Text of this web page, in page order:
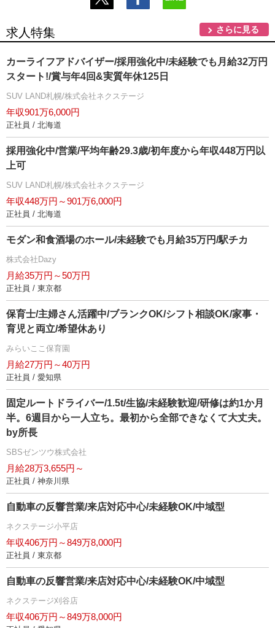
求人特集 さらに見る
カーライフアドバイザー/採用強化中/未経験でも月給32万円
スタート!/賞与年4回&実質年休125日
SUV LAND札幌/株式会社ネクステージ
年収901万6,000円
正社員 / 北海道
採用強化中/営業/平均年齢29.3歳/初年度から年収448万円以
上可
SUV LAND札幌/株式会社ネクステージ
年収448万円～901万6,000円
正社員 / 北海道
モダン和食酒場のホール/未経験でも月給35万円/駅チカ
株式会社Dazy
月給35万円～50万円
正社員 / 東京都
保育士/主婦さん活躍中/ブランクOK/シフト相談OK/家事・
育児と両立/希望休あり
みらいここ保育園
月給27万円～40万円
正社員 / 愛知県
固定ルートドライバー/1.5t/生協/未経験歓迎/研修は約1か月
半。6週目から一人立ち。最初から全部できなくて大丈夫。
by所長
SBSゼンツウ株式会社
月給28万3,655円～
正社員 / 神奈川県
自動車の反響営業/来店対応中心/未経験OK/中域型
ネクステージ小平店
年収406万円～849万8,000円
正社員 / 東京都
自動車の反響営業/来店対応中心/未経験OK/中域型
ネクステージ刈谷店
年収406万円～849万8,000円